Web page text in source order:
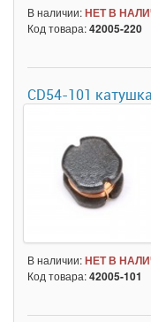
В наличии:НЕТ В
Код товара:42005-220
CD54-101
В наличии:НЕТ В
Код товара:42005-101